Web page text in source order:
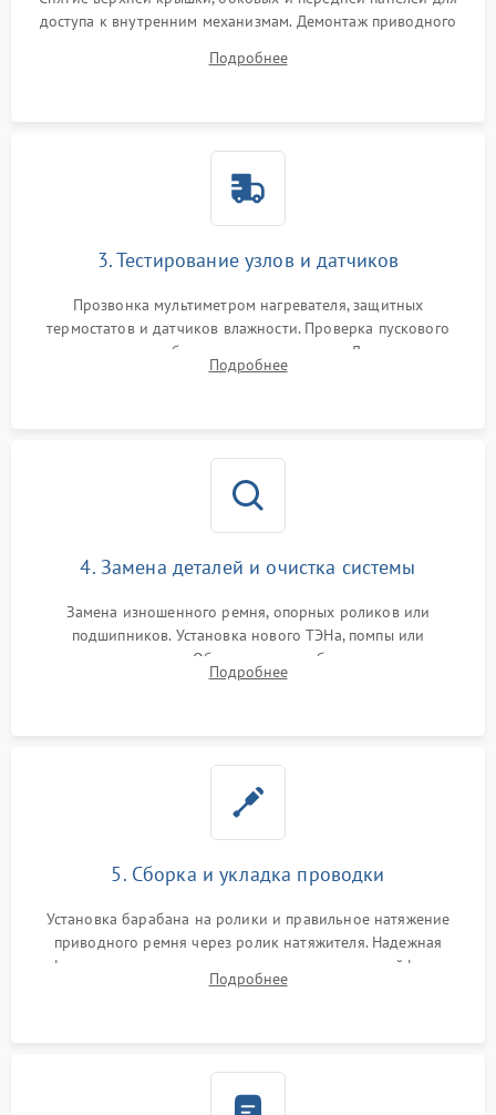
доступа к внутренним механизмам. Демонтаж приводного
Обеспечение свободного доступа к ТЭНу, компрессору,
Подробнее
3. Тестирование узлов и датчиков
Прозвонка мультиметром нагревателя, защитных
термостатов и датчиков влажности. Проверка пускового
конденсатора, обмоток мотора и помпы. Для машин с
тепловым насосом — диагностика работы компрессора и
Подробнее
4. Замена деталей и очистка системы
Замена изношенного ремня, опорных роликов или
подшипников. Установка нового ТЭНа, помпы или
термодатчиков. Обязательная глубокая очистка
конденсатора, крыльчатки вентилятора и воздуховодов от
Подробнее
5. Сборка и укладка проводки
Установка барабана на ролики и правильное натяжение
приводного ремня через ролик натяжителя. Надежная
фиксация всех узлов, подключение клемм и шлейфов к
модулю управления. Монтаж корпусных панелей, люка и
Подробнее